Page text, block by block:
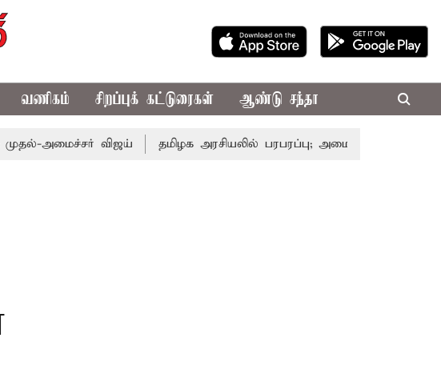
வணிகம் சிறப்புக் கட்டுரைகள் ஆண்டு சந்தா
விஜய் தமிழக அரசியலில் பரபரப்பு; அமைச்சர் ஆனந்த் உடன்